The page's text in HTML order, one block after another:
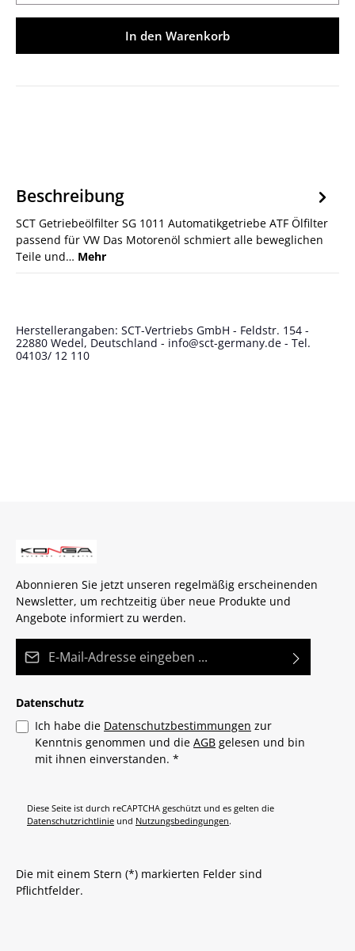
In den Warenkorb
Beschreibung
SCT Getriebeölfilter SG 1011 Automatikgetriebe ATF Ölfilter
passend für VW Das Motorenöl schmiert alle beweglichen
Teile und… Mehr
Herstellerangaben: SCT-Vertriebs GmbH - Feldstr. 154 -
22880 Wedel, Deutschland - info@sct-germany.de - Tel.
04103/ 12 110
Abonnieren Sie jetzt unseren regelmäßig erscheinenden
Newsletter, um rechtzeitig über neue Produkte und
Angebote informiert zu werden.
Datenschutz
Ich habe die Datenschutzbestimmungen zur
Kenntnis genommen und die AGB gelesen und bin
mit ihnen einverstanden. *
Diese Seite ist durch reCAPTCHA geschützt und es gelten die
Datenschutzrichtlinie und Nutzungsbedingungen.
Die mit einem Stern (*) markierten Felder sind
Pflichtfelder.